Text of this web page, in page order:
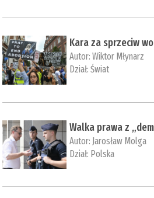
Kara za sprzeciw
Autor:Wiktor Młynarz
Dział:Świat
Walka prawa z
Autor: Jarosław Molga
Dział: Polska